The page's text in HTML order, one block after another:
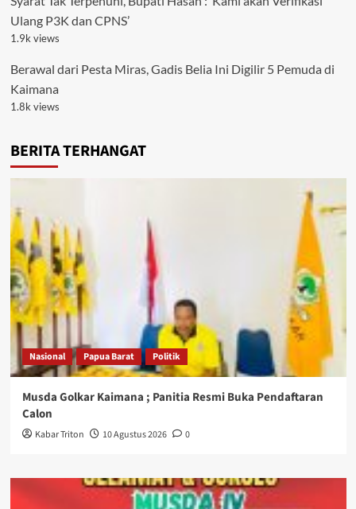
Ulang P3K dan CPNS’
1.9k views
Berawal dari Pesta Miras, Gadis Belia Ini Digilir 5 Pemuda di
Kaimana
1.8k views
BERITA TERHANGAT
Nasional Papua Barat Politik
Musda Golkar Kaimana ; Panitia Resmi Buka Pendaftaran
Calon
Kabar Triton 10 Agustus 2026 0